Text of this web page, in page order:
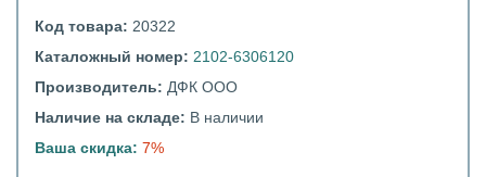
Код товара: 20322
Каталожный номер: 2102-6306120
Производитель: ДФК ООО
Наличие на складе: В наличии
Ваша скидка: 7%